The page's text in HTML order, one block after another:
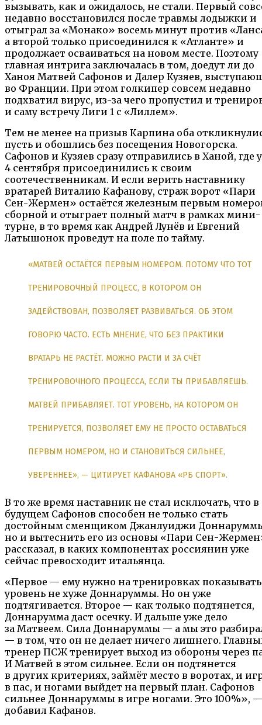
вызывать, как и ожидалось, не стали. Первый
недавно восстановился после травмы лодыжки и
отыграл за «Монако» восемь минут против
а второй только присоединился к «Атланте» и
продолжает осваиваться на новом месте. Поэтому
главная интрига заключалась в том, доедут ли до
Ханоя Матвей Сафонов и Далер Кузяев,
во Франции. При этом голкипер совсем недавно
подхватил вирус, из-за чего пропустил и
и саму встречу Лиги 1 с «Лиллем».
Тем не менее на призыв Карпина оба
пусть и обошлись без посещения Новогорска.
Сафонов и Кузяев сразу отправились в Ханой, где
4 сентября присоединились к своим
соотечественникам. И если верить наставнику
вратарей Виталию Кафанову, страж ворот «Пари
Сен-Жермен» остаётся железным первым
сборной и отыграет полный матч в рамках мини-
турне, в то время как Андрей Лунёв и Евгений
Латышонок проведут на поле по тайму.
«МАТВЕЙ ОСТАЁТСЯ ПЕРВЫМ НОМЕРОМ. ПОТОМУ ЧТО ТОТ
ТРЕНИРОВОЧНЫЙ ПРОЦЕСС, В КОТОРОМ ОН
ЗАДЕЙСТВОВАН, ПОЗВОЛЯЕТ РАЗВИВАТЬСЯ. ОБ ЭТОМ
ГОВОРЮ ЧАСТО. ЕСТЬ МНЕНИЕ, ЧТО БЕЗ ПРАКТИКИ
ВРАТАРЬ НЕ РАСТЁТ. МОЖНО РАСТИ И ЗА СЧЁТ
ТРЕНИРОВОЧНОГО ПРОЦЕССА, ЕСЛИ ТЫ ПРИБАВЛЯЕШЬ.
МАТВЕЙ ПРИБАВЛЯЕТ. ТОТ УРОВЕНЬ, НА КОТОРОМ ОН
ТРЕНИРУЕТСЯ, ПОЗВОЛЯЕТ ЕМУ НЕ ПРОСТО ОСТАВАТЬСЯ
ПЕРВЫМ НОМЕРОМ, НО И СТАНОВИТЬСЯ СИЛЬНЕЕ,
УВЕРЕННЕЕ», — ЦИТИРУЕТ КАФАНОВА «РБ СПОРТ».
В то же время наставник не стал исключать, что в
будущем Сафонов способен не только стать
достойным сменщиком Джанлуиджи
но и вытеснить его из основы «Пари Сен-
рассказал, в каких компонентах россиянин уже
сейчас превосходит итальянца.
«Первое — ему нужно на тренировках показывать
уровень не хуже Доннаруммы. Но он уже
подтягивается. Второе — как только подтянется,
Доннарумма даст осечку. И дальше уже дело
за Матвеем. Сила Доннаруммы — а мы это
— в том, что он не делает ничего лишнего.
тренер ПСЖ тренирует выход из обороны через
И Матвей в этом сильнее. Если он подтянется
в других критериях, займёт место в воротах, и
в пас, и ногами выйдет на первый план. Сафонов
сильнее Доннаруммы в игре ногами. Это 100%», —
добавил Кафанов.